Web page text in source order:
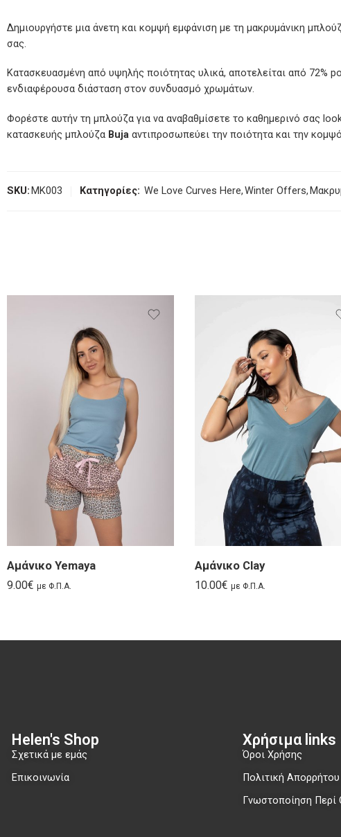
Δημιουργήστε μια άνετη και κομψή εμφάνιση με τη μακρυμάνικη
σας.
Κατασκευασμένη από υψηλής ποιότητας υλικά, αποτελείται από 72%
ενδιαφέρουσα διάσταση στον συνδυασμό χρωμάτων.
Φορέστε αυτήν τη μπλούζα για να αναβαθμίσετε το καθημερινό σας
κατασκευής μπλούζα Buja αντιπροσωπεύει την ποιότητα και την
SKU:MK003 Κατηγορίες: We Love Curves Here,Winter Offers,
Αμάνικο Yemaya
9.00€ με Φ.Π.Α.
Αμάνικο Clay
10.00€ με Φ.Π.Α.
Helen's Shop
Σχετικά με εμάς
Επικοινωνία
Χρήσιμα links​
Όροι Χρήσης
Πολιτική Απορρήτου
Γνωστοποίηση Περί